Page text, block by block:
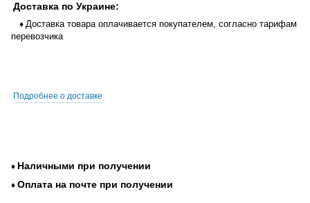
Доставка по Украине:
♦ Доставка товара оплачивается покупателем, согласно тарифам
перевозчика
Подробнее о доставке
♦ Наличными при получении
♦ Оплата на почте при получении